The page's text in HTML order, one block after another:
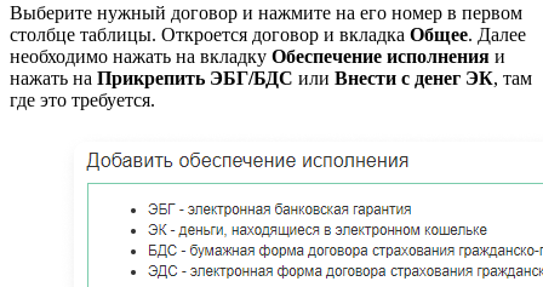
Выберите нужный договор и нажмите на его номер в первом
столбце таблицы. Откроется договор и вкладка Общее. Далее
необходимо нажать на вкладку Обеспечение исполнения и
нажать на Прикрепить ЭБГ/БДС или Внести с денег ЭК, там
где это требуется.